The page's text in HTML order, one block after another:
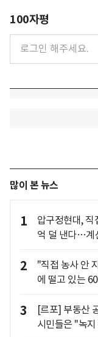
100자평
많이 본 뉴스
1
압구정현대, 직
억 덜 낸다…계
2
"직접 농사 안
에 떨고 있는
3
[르포] 부동산
시민들은 "녹